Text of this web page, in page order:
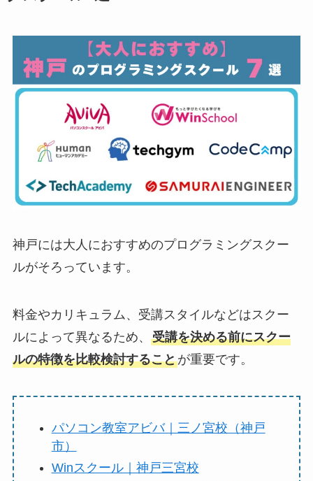
神戸には大人におすすめのプログラミングスクー
ルがそろっています。
料金やカリキュラム、受講スタイルなどはスクー
ルによって異なるため、 受講を決める前にスクー
ルの特徴を比較検討することが重要です。
パソコン教室アビバ｜三ノ宮校（神戸
市）
Winスクール｜神戸三宮校